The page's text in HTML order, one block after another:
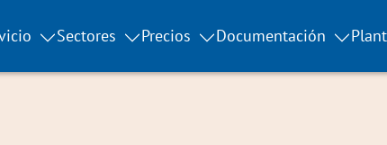
Sectores Precios Documentación